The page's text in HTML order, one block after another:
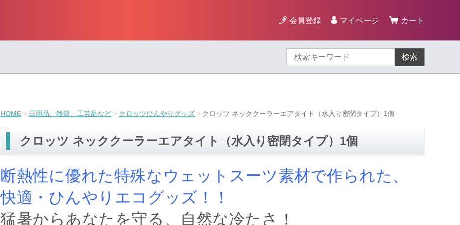
会員登録 マイページ カート
検索
HOME 日用品、雑貨、工芸品など クロッツひんやりグッズ クロッツ ネッククーラーエアタイト（水入り密閉タイプ）1個
クロッツ ネッククーラーエアタイト（水入り密閉タイプ）1個
断熱性に優れた特殊なウェットスーツ素材で作られた、
快適・ひんやりエコグッズ！！
猛暑からあなたを守る、自然な冷たさ！